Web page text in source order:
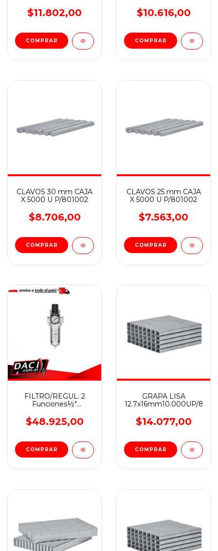
$11.802,00 $10.616,00
CLAVOS 30 mm CAJA
X 5000 U P/801002
$8.706,00
CLAVOS 25 mm CAJA
X 5000 U P/801002
$7.563,00
FILTRO/REGUL. 2
Funciones½"
$48.925,00
GRAPA LISA
12.7x16mm10.000UP/
$14.077,00